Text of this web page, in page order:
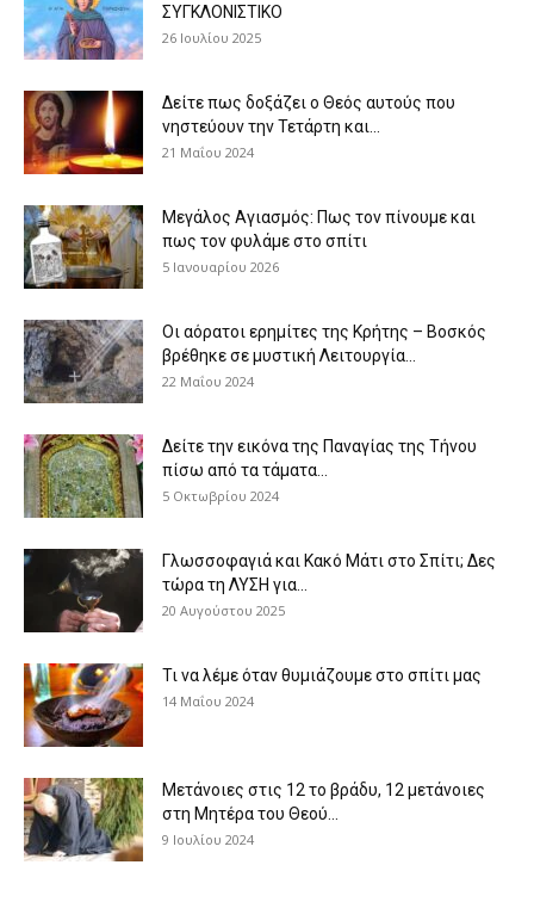
ΣΥΓΚΛΟΝΙΣΤΙΚΟ
26 Ιουλίου 2025
Δείτε πως δοξάζει ο Θεός αυτούς που
νηστεύουν την Τετάρτη και...
21 Μαΐου 2024
Μεγάλος Αγιασμός: Πως τον πίνουμε και
πως τον φυλάμε στο σπίτι
5 Ιανουαρίου 2026
Οι αόρατοι ερημίτες της Κρήτης – Βοσκός
βρέθηκε σε μυστική Λειτουργία...
22 Μαΐου 2024
Δείτε την εικόνα της Παναγίας της Τήνου
πίσω από τα τάματα...
5 Οκτωβρίου 2024
Γλωσσοφαγιά και Κακό Μάτι στο Σπίτι; Δες
τώρα τη ΛΥΣΗ για...
20 Αυγούστου 2025
Τι να λέμε όταν θυμιάζουμε στο σπίτι μας
14 Μαΐου 2024
Μετάνοιες στις 12 το βράδυ, 12 μετάνοιες
στη Μητέρα του Θεού...
9 Ιουλίου 2024